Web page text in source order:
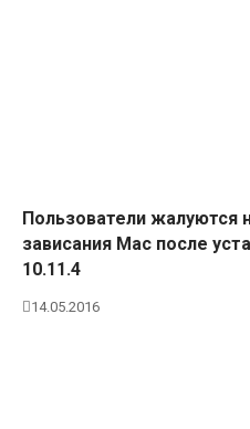
Пользователи жалуются
зависания Mac после
10.11.4
14.05.2016